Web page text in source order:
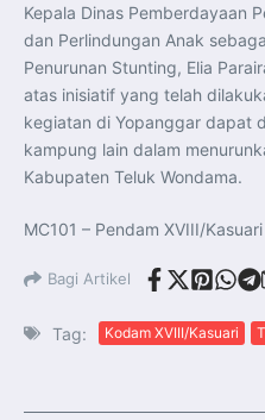
Kepala Dinas Pemberdayaan
dan Perlindungan Anak
Penurunan Stunting, Elia
atas inisiatif yang telah
kegiatan di Yopanggar dapat
kampung lain dalam
Kabupaten Teluk Wondama.
MC101 – Pendam XVIII/Kasuari
Bagi Artikel
Tag: Kodam XVIII/Kasuari